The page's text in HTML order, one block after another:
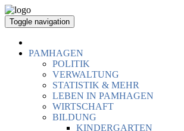
Toggle navigation
PAMHAGEN
POLITIK
VERWALTUNG
STATISTIK & MEHR
LEBEN IN PAMHAGEN
WIRTSCHAFT
BILDUNG
KINDERGARTEN